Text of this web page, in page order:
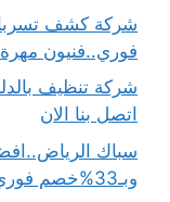
فوري..فنيون مهرة99%ضمان اتصل الان
اتصل بنا الان
وبـ33%خصم فوري